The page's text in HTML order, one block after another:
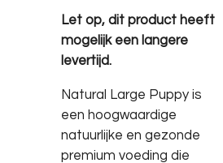
Let op, dit product heeft
mogelijk een langere
levertijd.
Natural Large Puppy is
een hoogwaardige
natuurlijke en gezonde
premium voeding die